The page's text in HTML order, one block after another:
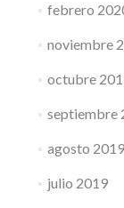
febrero
noviembre
octubre
septiembre
agosto 2019
julio 2019